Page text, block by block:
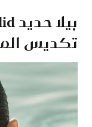
تكديس